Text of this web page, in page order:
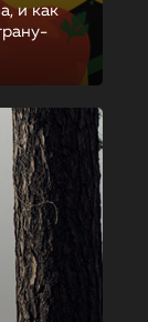
и как